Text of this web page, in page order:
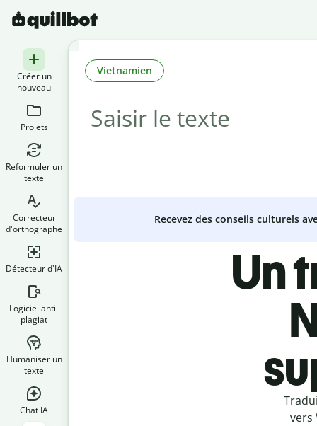
Créer un
nouveau
Projets
Reformuler un
texte
Correcteur
d'orthographe
Détecteur d'IA
Logiciel anti-
plagiat
Humaniser un
texte
Chat IA
Vietnamien
Recevez des conseils culturels
Un
vers